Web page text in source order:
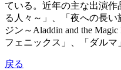
ている。近年の主な出演
る人々～」、「夜への長い
ジン～Aladdin and the
フェニックス」、「ダルマ
戻る